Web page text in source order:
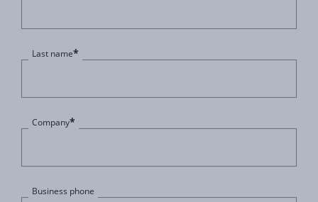
Last name*
Company*
Business phone